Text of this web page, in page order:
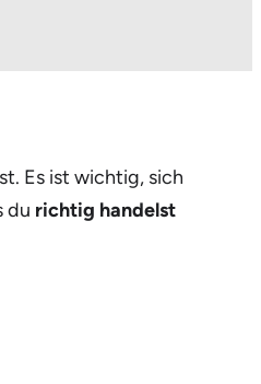
Es ist wichtig, sich
du richtig handelst